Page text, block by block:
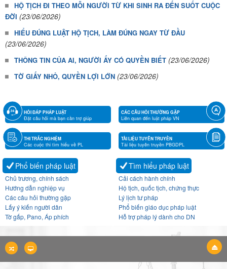
HỘ TỊCH ĐI THEO MỖI NGƯỜI TỪ KHI SINH RA ĐẾN SUỐT CUỘC
ĐỜI (23/06/2026)
HIỂU ĐÚNG LUẬT HỘ TỊCH, LÀM ĐÚNG NGAY TỪ ĐẦU
(23/06/2026)
THÔNG TIN CỦA AI, NGƯỜI ẤY CÓ QUYỀN BIẾT (23/06/2026)
TỜ GIẤY NHỎ, QUYỀN LỢI LỚN (23/06/2026)
HỎI ĐÁP PHÁP LUẬT
Đặt câu hỏi mà bạn cần trợ giúp
CÁC CÂU HỎI THƯỜNG GẶP
Liên quan đến luật pháp VN
THI TRẮC NGHIỆM
Các cuộc thi tìm hiểu về PL
TÀI LIỆU TUYÊN TRUYỀN
Tài liệu tuyên truyền PBGDPL
Phổ biến pháp luật
Chủ trương, chính sách
Hướng dẫn nghiệp vụ
Các câu hỏi thường gặp
Lấy ý kiến người dân
Tờ gấp, Pano, Áp phích
Tìm hiểu pháp luật
Cải cách hành chính
Hộ tịch, quốc tịch, chứng thực
Lý lịch tư pháp
Phổ biến giáo dục pháp luật
Hỗ trợ pháp lý dành cho DN